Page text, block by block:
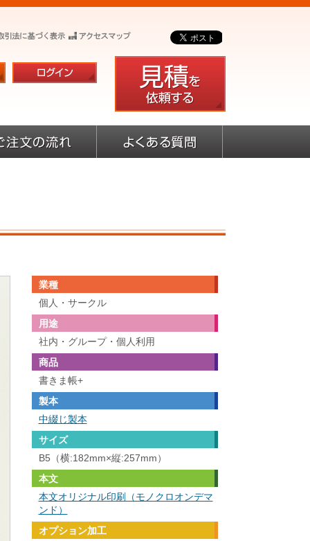
業種
個人・サークル
用途
社内・グループ・個人利用
商品
書きま帳+
製本
中綴じ製本
サイズ
B5（横:182mm×縦:257mm）
本文
本文オリジナル印刷（モノクロオンデマ
ンド）
オプション加工